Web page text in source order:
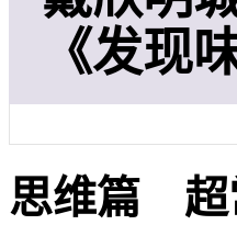
古典哲学）之间，呈
戴欣明主要在
需求做了迭代创新‌
项目咨询费
您当前的位